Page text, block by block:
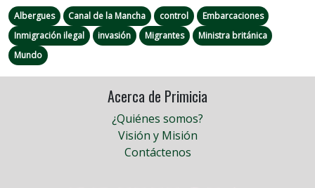
Albergues Canal de la Mancha control
Embarcaciones
Inmigración ilegal
invasión Migrantes
Ministra británica
Mundo
Acerca de Primicia
¿Quiénes somos?
Visión y Misión
Contáctenos